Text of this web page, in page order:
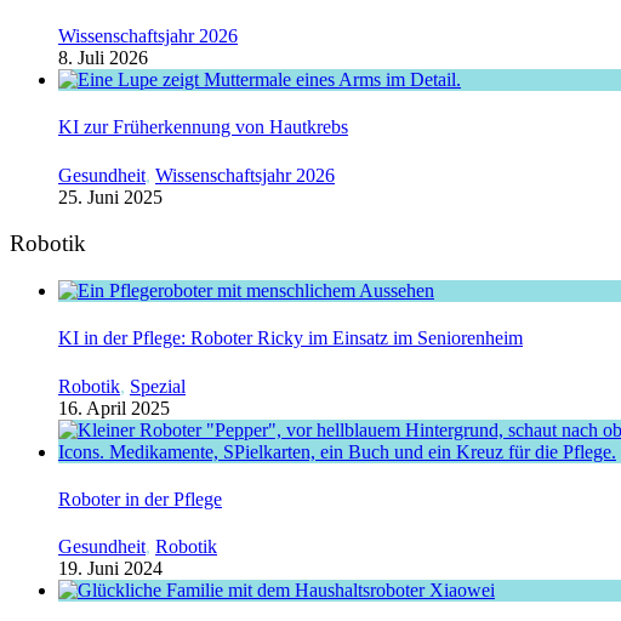
Wissenschaftsjahr 2026
8. Juli 2026
KI zur Früherkennung von Hautkrebs
Gesundheit, Wissenschaftsjahr 2026
25. Juni 2025
Robotik
KI in der Pflege: Roboter Ricky im Einsatz im Seniorenheim
Robotik, Spezial
16. April 2025
Roboter in der Pflege
Gesundheit, Robotik
19. Juni 2024